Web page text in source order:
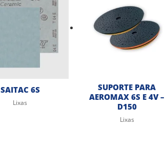
SAITAC 6S
Lixas
SUPORTE PARA
AEROMAX 6S E 4V –
D150
Lixas